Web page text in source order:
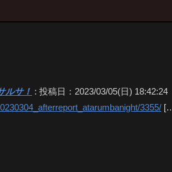
ルサ！ : 投稿日：2023/03/05(日) 18:42:24
3355/